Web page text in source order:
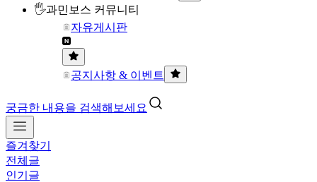
🖐과민보스 커뮤니티
자유게시판
공지사항 & 이벤트
궁금한 내용을 검색해보세요
즐겨찾기
전체글
인기글